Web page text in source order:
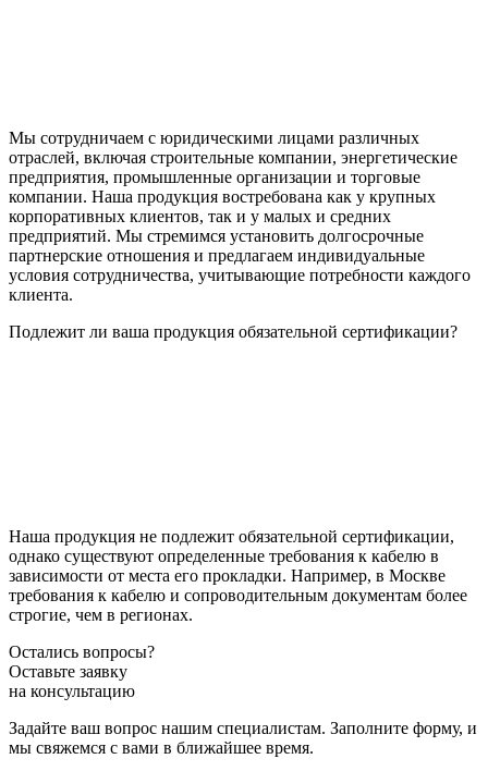
Мы сотрудничаем с юридическими лицами различных
отраслей, включая строительные компании, энергетические
предприятия, промышленные организации и торговые
компании. Наша продукция востребована как у крупных
корпоративных клиентов, так и у малых и средних
предприятий. Мы стремимся установить долгосрочные
партнерские отношения и предлагаем индивидуальные
условия сотрудничества, учитывающие потребности каждого
клиента.
Подлежит ли ваша продукция обязательной сертификации?
Наша продукция не подлежит обязательной сертификации,
однако существуют определенные требования к кабелю в
зависимости от места его прокладки. Например, в Москве
требования к кабелю и сопроводительным документам более
строгие, чем в регионах.
Остались вопросы?
Оставьте заявку
на консультацию
Задайте ваш вопрос нашим специалистам. Заполните форму, и
мы свяжемся с вами в ближайшее время.